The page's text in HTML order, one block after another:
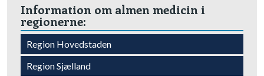
Information om almen medicin i
regionerne:​
Region Hovedstaden​
​Region Sjælland